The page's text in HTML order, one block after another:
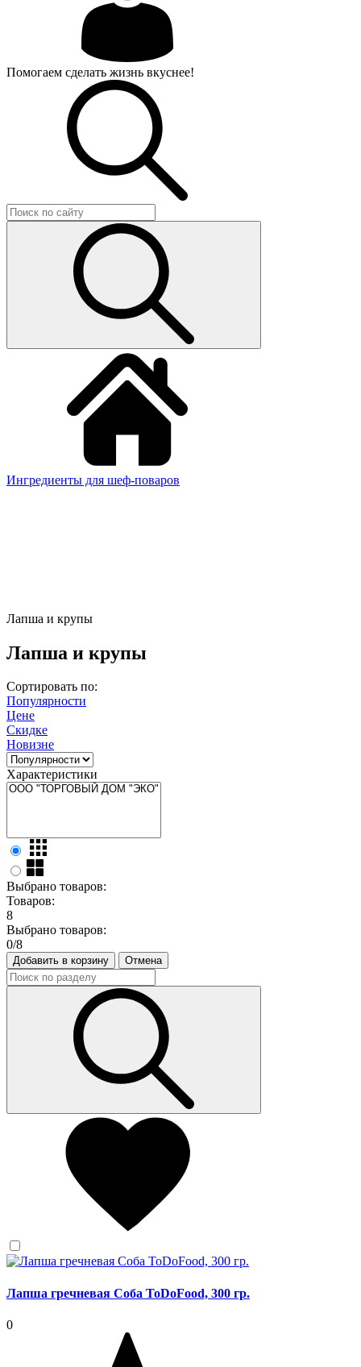
Помогаем сделать жизнь вкуснее!
Ингредиенты для шеф-поваров
Лапша и крупы
Лапша и крупы
Сортировать по:
Популярности
Цене
Скидке
Новизне
Характеристики
Выбрано товаров:
Товаров:
8
Выбрано товаров:
0/8
Добавить в корзину Отмена
Лапша гречневая Соба ToDoFood, 300 гр.
0